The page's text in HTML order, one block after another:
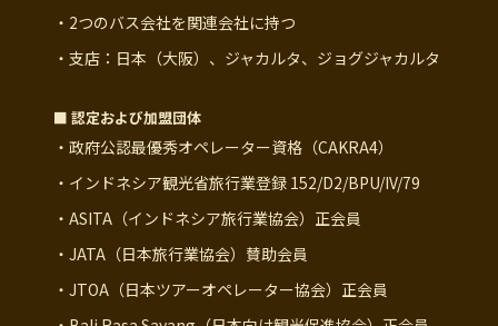
・2つのバス会社を関連会社に持つ
・支店：日本（大阪）、ジャカルタ、ジョグジャカルタ
■ 認定および加盟団体
・政府公認最優秀オペレーター資格（CAKRA4）
・インドネシア観光省旅行業登録 152/D2/BPU/IV/79
・ASITA（インドネシア旅行業協会）正会員
・JATA（日本旅行業協会）賛助会員
・JTOA（日本ツアーオペレーター協会）正会員